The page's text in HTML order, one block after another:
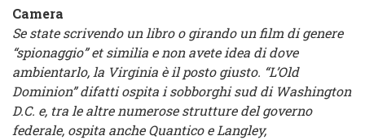
Camera
Se state scrivendo un libro o girando un film di genere
“spionaggio” et similia e non avete idea di dove
ambientarlo, la Virginia è il posto giusto. “L’Old
Dominion” difatti ospita i sobborghi sud di Washington
D.C. e, tra le altre numerose strutture del governo
federale, ospita anche Quantico e Langley,